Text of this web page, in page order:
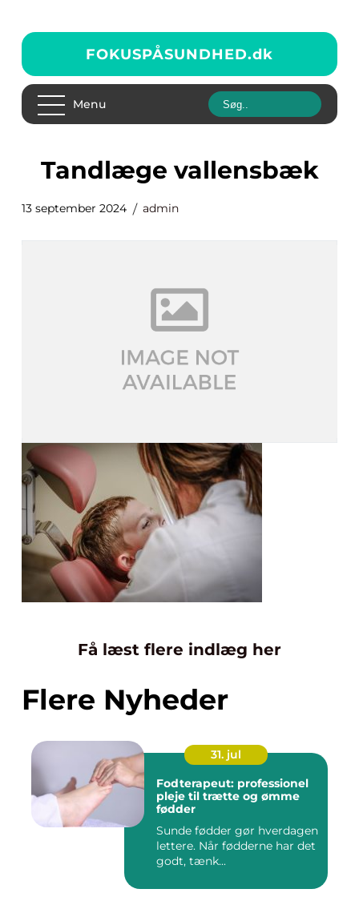
FOKUSPÅSUNDHED.dk
Menu
tandlæge vallensbæk
13 september 2024 admin
Få læst flere indlæg her
Flere Nyheder
31. jul
Fodterapeut: professionel
pleje til trætte og ømme
fødder
Sunde fødder gør hverdagen
lettere. Når fødderne har det
godt, tænk...